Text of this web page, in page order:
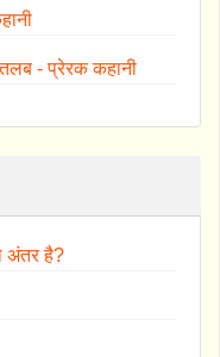
- प्रेरक कहानी
अंतर है?